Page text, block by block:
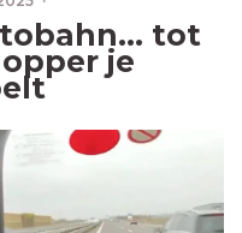
tot
je